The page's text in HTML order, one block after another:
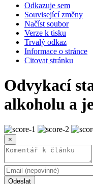
Odkazuje sem
Související změny
Načíst soubor
Verze k tisku
Trvalý odkaz
Informace o stránce
Citovat stránku
Odvykací
alkoholu a
×
Odeslat